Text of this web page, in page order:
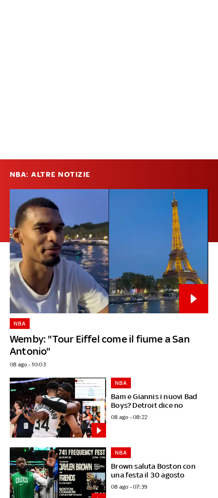
NBA: ALTRE NOTIZIE
Wemby: "Tour Eiffel come il fiume a San
Antonio"
NBA
08 ago - 10:03
Bam e Giannis i nuovi Bad
Boys? Detroit dice no
NBA
08 ago - 08:22
Brown saluta Boston con
una festa il 30 agosto
NBA
08 ago - 07:39